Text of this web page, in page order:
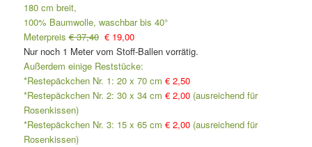
180 cm breit,
100% Baumwolle, waschbar bis 40°
Meterpreis€ 37,40 € 19,00
Nur noch 1 Meter vom Stoff-Ballen vorrätig.
Außerdem einige Reststücke:
*Restepäckchen Nr. 1: 20 x 70 cm € 2,50
*Restepäckchen Nr. 2: 30 x 34 cm € 2,00 (ausreichend für
Rosenkissen)
*Restepäckchen Nr. 3: 15 x 65 cm € 2,00(ausreichend für
Rosenkissen)